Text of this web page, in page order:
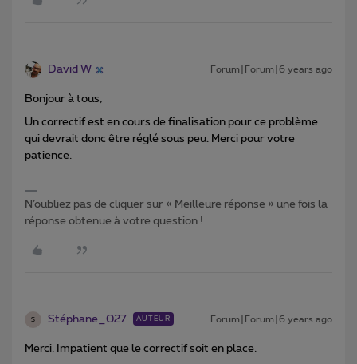
David W Forum|Forum|6 years ago
Bonjour à tous,
Un correctif est en cours de finalisation pour ce problème
qui devrait donc être réglé sous peu. Merci pour votre
patience.
N’oubliez pas de cliquer sur « Meilleure réponse » une fois la
réponse obtenue à votre question !
S Stéphane_027 AUTEUR Forum|Forum|6 years ago
Merci. Impatient que le correctif soit en place.